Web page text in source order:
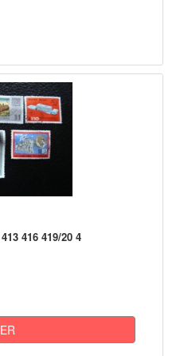
416 419/20 4